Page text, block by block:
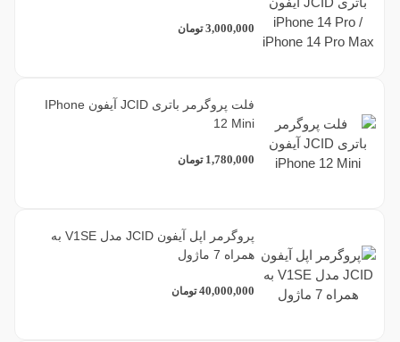
3,000,000 تومان
فلت پروگرمر باتری JCID آیفون IPhone
12 Mini
1,780,000 تومان
پروگرمر اپل آیفون JCID مدل V1SE به
همراه 7 ماژول
40,000,000 تومان